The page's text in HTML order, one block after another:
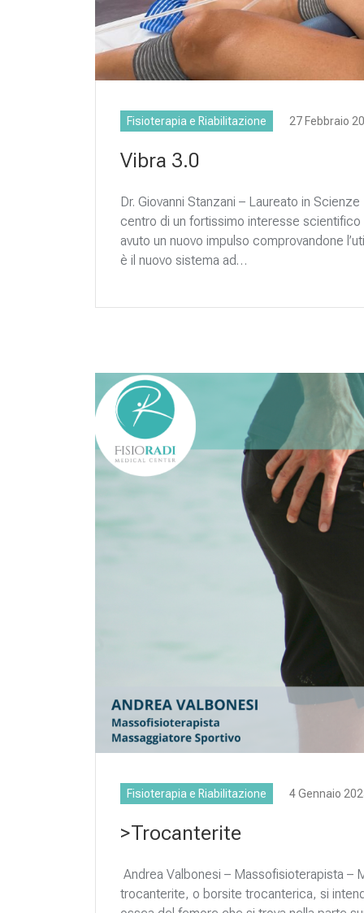
Fisioterapia e Riabilitazione 27 Febbraio
Vibra 3.0
Dr. Giovanni Stanzani – Laureato in
centro di un fortissimo interesse
avuto un nuovo impulso comprovandone
è il nuovo sistema ad…
Fisioterapia e Riabilitazione 4 Gennaio
>Trocanterite
Andrea Valbonesi – Massofisioterapista –
trocanterite, o borsite trocanterica, si